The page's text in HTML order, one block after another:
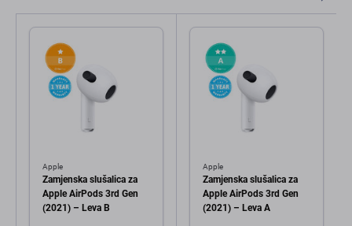
Apple
Zamjenska slušalica za
Apple AirPods 3rd Gen
(2021) – Leva B
Apple
Zamjenska slušalica za
Apple AirPods 3rd Gen
(2021) – Leva A